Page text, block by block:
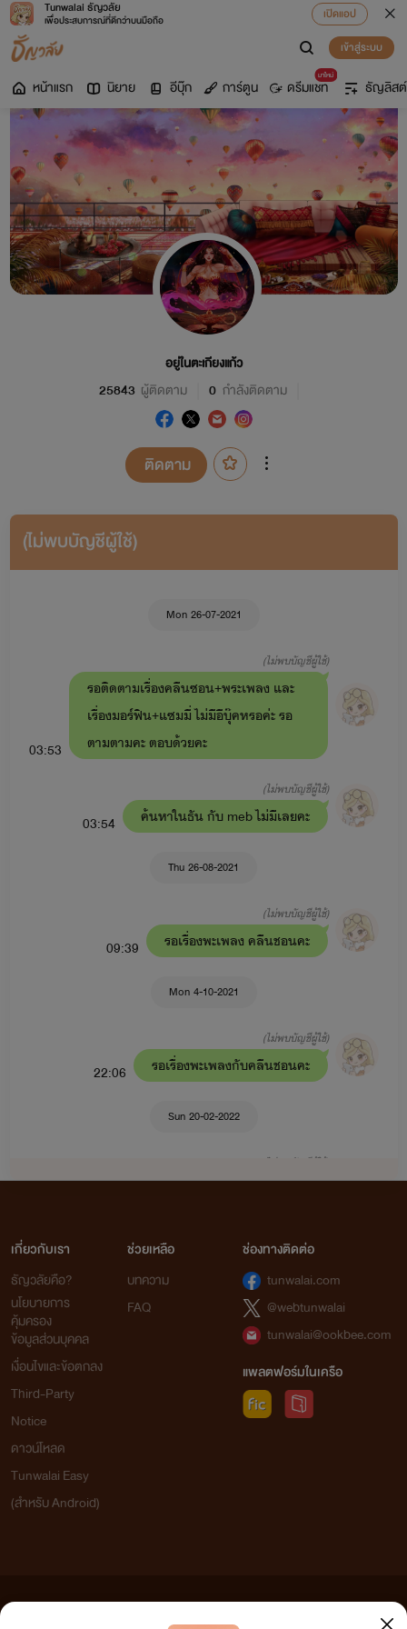
Tunwalai ธัญวลัย
เพื่อประสบการณ์ที่ดีกว่าบนมือถือ
เปิดแอป
เข้าสู่ระบบ
หน้าแรก นิยาย อีบุ๊ก การ์ตูน
มาใหม่
ดรีมแชท ธัญลิสต์
อยู่ในตะเกียงแก้ว
25843 ผู้ติดตาม 0 กำลังติดตาม
ติดตาม
(ไม่พบบัญชีผู้ใช้)
Mon 26-07-2021
(ไม่พบบัญชีผู้ใช้)
03:53
รอติดตามเรื่องคลีนซอน+พระเพลง และ
เรื่องมอร์ฟิน+แซมมี่ ไม่มีอีบุ๊คหรอค่ะ รอ
ตามตามคะ ตอบด้วยคะ
(ไม่พบบัญชีผู้ใช้)
03:54 ค้นหาในธัน กับ meb ไม่มีเลยคะ
Thu 26-08-2021
(ไม่พบบัญชีผู้ใช้)
09:39 รอเรื่องพะเพลง คลีนชอนคะ
Mon 4-10-2021
(ไม่พบบัญชีผู้ใช้)
22:06 รอเรื่องพะเพลงกับคลีนชอนคะ
Sun 20-02-2022
(ไม่พบบัญชีผู้ใช้)
01:09
เนื้อหาต่างจากเรื่องอ่าน น่าติดตามค่ะ
เกี่ยวกับเรา
ธัญวลัยคือ?
นโยบายการ
คุ้มครอง
ข้อมูลส่วนบุคคล
เงื่อนไขและข้อตกลง
Third-Party
Notice
ดาวน์โหลด
Tunwalai Easy
(สำหรับ Android)
ช่วยเหลือ
บทความ
FAQ
ช่องทางติดต่อ
tunwalai.com
@webtunwalai
tunwalai@ookbee.com
แพลตฟอร์มในเครือ